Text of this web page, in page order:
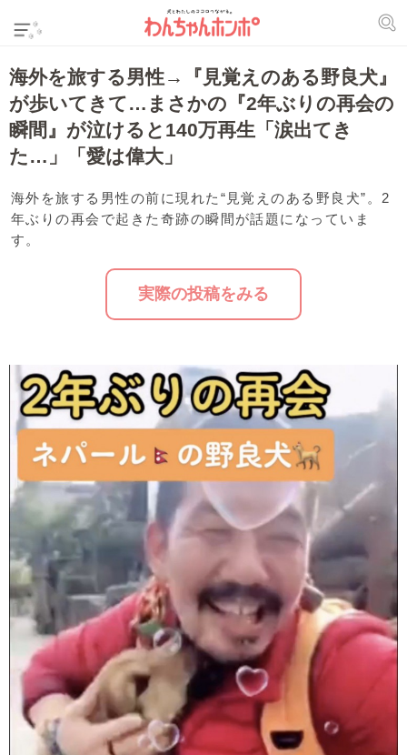
海外を旅する男性→『見覚えのある野良犬』
が歩いてきて…まさかの『2年ぶりの再会の
瞬間』が泣けると140万再生「涙出てき
た…」「愛は偉大」
海外を旅する男性の前に現れた“見覚えのある野良犬”。2
年ぶりの再会で起きた奇跡の瞬間が話題になっていま
す。
実際の投稿をみる